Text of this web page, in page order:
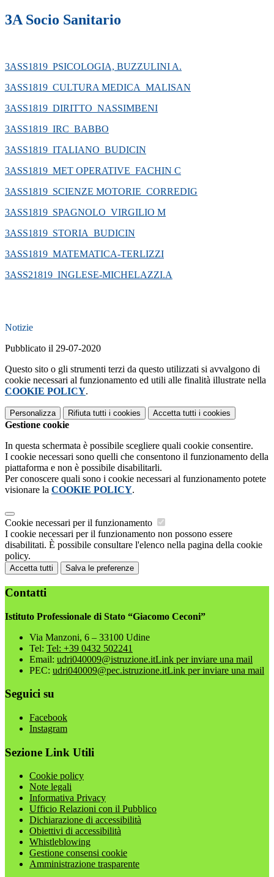
3A Socio Sanitario
3ASS1819_PSICOLOGIA, BUZZULINI A.
3ASS1819_CULTURA MEDICA_MALISAN
3ASS1819_DIRITTO_NASSIMBENI
3ASS1819_IRC_BABBO
3ASS1819_ITALIANO_BUDICIN
3ASS1819_MET OPERATIVE_FACHIN C
3ASS1819_SCIENZE MOTORIE_CORREDIG
3ASS1819_SPAGNOLO_VIRGILIO M
3ASS1819_STORIA_BUDICIN
3ASS1819_MATEMATICA-TERLIZZI
3ASS21819_INGLESE-MICHELAZZI.A
Notizie
Pubblicato il 29-07-2020
Questo sito o gli strumenti terzi da questo utilizzati si avvalgono di
cookie necessari al funzionamento ed utili alle finalità illustrate nella
COOKIE POLICY.
Personalizza Rifiuta tutti i cookies Accetta tutti i cookies
Gestione cookie
In questa schermata è possibile scegliere quali cookie consentire.
I cookie necessari sono quelli che consentono il funzionamento della
piattaforma e non è possibile disabilitarli.
Per conoscere quali sono i cookie necessari al funzionamento potete
visionare la COOKIE POLICY.
Cookie necessari per il funzionamento
I cookie necessari per il funzionamento non possono essere
disabilitati. È possibile consultare l'elenco nella pagina della cookie
policy.
Accetta tutti Salva le preferenze
Contatti
Istituto Professionale di Stato “Giacomo Ceconi”
Via Manzoni, 6 – 33100 Udine
Tel: Tel: +39 0432 502241
Email: udri040009@istruzione.itLink per inviare una mail
PEC: udri040009@pec.istruzione.itLink per inviare una mail
Seguici su
Facebook
Instagram
Sezione Link Utili
Cookie policy
Note legali
Informativa Privacy
Ufficio Relazioni con il Pubblico
Dichiarazione di accessibilità
Obiettivi di accessibilità
Whistleblowing
Gestione consensi cookie
Amministrazione trasparente